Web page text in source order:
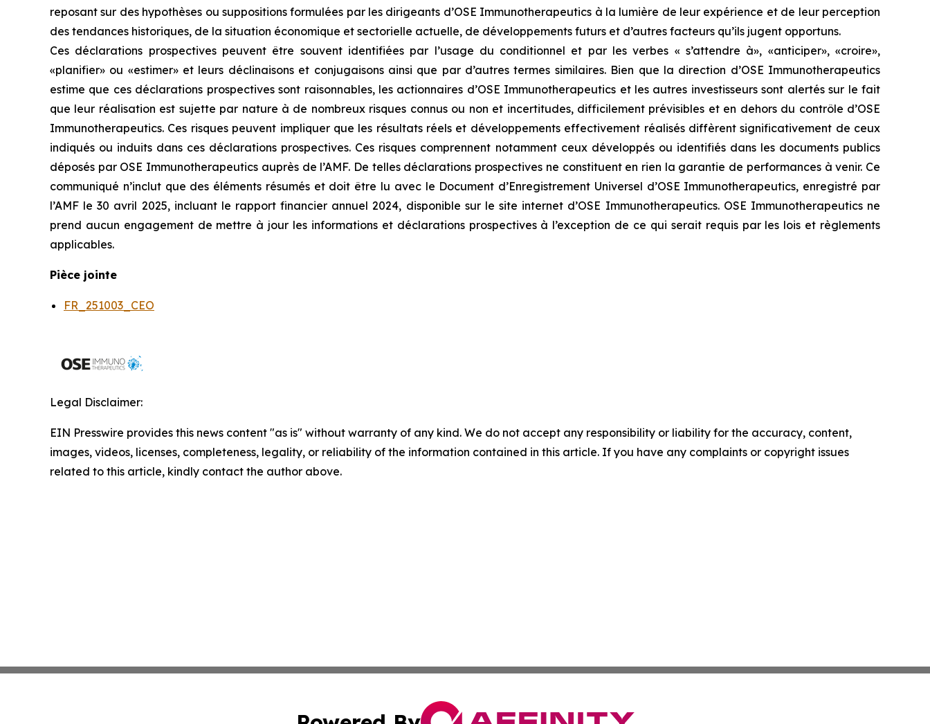
reposant sur des hypothèses ou suppositions formulées par les dirigeants d’OSE Immunotherapeutics à la lumière de leur expérience et de leur perception
des tendances historiques, de la situation économique et sectorielle actuelle, de développements futurs et d’autres facteurs qu’ils jugent opportuns.
Ces déclarations prospectives peuvent être souvent identifiées par l’usage du conditionnel et par les verbes « s’attendre à», «anticiper», «croire»,
«planifier» ou «estimer» et leurs déclinaisons et conjugaisons ainsi que par d’autres termes similaires. Bien que la direction d’OSE Immunotherapeutics
estime que ces déclarations prospectives sont raisonnables, les actionnaires d’OSE Immunotherapeutics et les autres investisseurs sont alertés sur le fait
que leur réalisation est sujette par nature à de nombreux risques connus ou non et incertitudes, difficilement prévisibles et en dehors du contrôle d’OSE
Immunotherapeutics. Ces risques peuvent impliquer que les résultats réels et développements effectivement réalisés diffèrent significativement de ceux
indiqués ou induits dans ces déclarations prospectives. Ces risques comprennent notamment ceux développés ou identifiés dans les documents publics
déposés par OSE Immunotherapeutics auprès de l’AMF. De telles déclarations prospectives ne constituent en rien la garantie de performances à venir. Ce
communiqué n’inclut que des éléments résumés et doit être lu avec le Document d’Enregistrement Universel d’OSE Immunotherapeutics, enregistré par
l’AMF le 30 avril 2025, incluant le rapport financier annuel 2024, disponible sur le site internet d’OSE Immunotherapeutics. OSE Immunotherapeutics ne
prend aucun engagement de mettre à jour les informations et déclarations prospectives à l’exception de ce qui serait requis par les lois et règlements
applicables.
Pièce jointe
FR_251003_CEO
Legal Disclaimer:
EIN Presswire provides this news content "as is" without warranty of any kind. We do not accept any responsibility or liability for the accuracy, content,
images, videos, licenses, completeness, legality, or reliability of the information contained in this article. If you have any complaints or copyright issues
related to this article, kindly contact the author above.